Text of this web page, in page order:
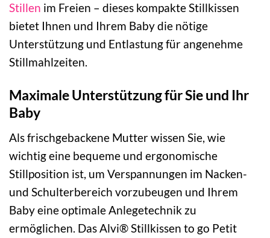
Stillen im Freien – dieses kompakte Stillkissen
bietet Ihnen und Ihrem Baby die nötige
Unterstützung und Entlastung für angenehme
Stillmahlzeiten.
Maximale Unterstützung für Sie und Ihr
Baby
Als frischgebackene Mutter wissen Sie, wie
wichtig eine bequeme und ergonomische
Stillposition ist, um Verspannungen im Nacken-
und Schulterbereich vorzubeugen und Ihrem
Baby eine optimale Anlegetechnik zu
ermöglichen. Das Alvi® Stillkissen to go Petit